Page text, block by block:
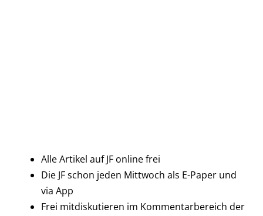
Alle Artikel auf JF online frei
Die JF schon jeden Mittwoch als E-Paper und
via App
Frei mitdiskutieren im Kommentarbereich der